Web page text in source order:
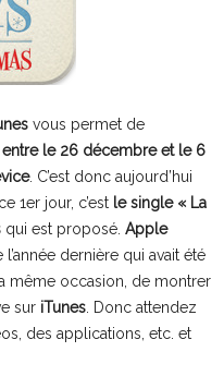
vous permet de
le 26 décembre et le 6
. C’est donc aujourd’hui
1er jour, c’est le single « La
qui est proposé. Apple
dernière qui avait été
même occasion, de montrer
sur iTunes . Donc attendez
des applications, etc. et